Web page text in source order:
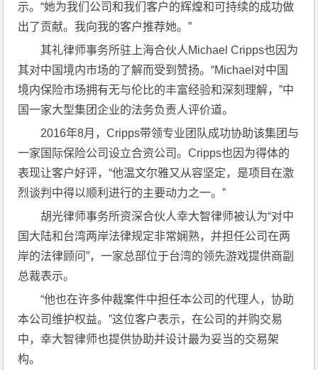
示。“她为我们公司和我们客户的辉煌和可持续的成功做
出了贡献。我向我的客户推荐她。”
其礼律师事务所驻上海合伙人Michael Cripps也因为
其对中国境内市场的了解而受到赞扬。“Michael对中国
境内保险市场拥有无与伦比的丰富经验和深刻理解，”中
国一家大型集团企业的法务负责人评价道。
2016年8月，Cripps带领专业团队成功协助该集团与
一家国际保险公司设立合资公司。Cripps也因为得体的
表现让客户好评，“他温文尔雅又从容坚定，是项目在激
烈谈判中得以顺利进行的主要动力之一。”
胡光律师事务所资深合伙人幸大智律师被认为“对中
国大陆和台湾两岸法律规定非常娴熟，并担任公司在两
岸的法律顾问”，一家总部位于台湾的领先游戏提供商副
总裁表示。
“他也在许多仲裁案件中担任本公司的代理人，协助
本公司维护权益。”这位客户表示，在公司的并购交易
中，幸大智律师也提供协助并设计最为妥当的交易架
构。